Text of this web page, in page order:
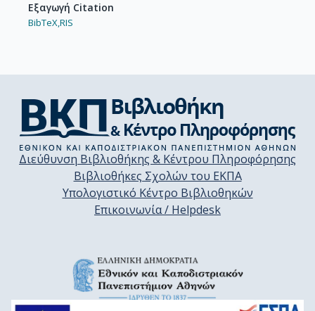
Εξαγωγή Citation
BibTeX,RIS
Διεύθυνση Βιβλιοθήκης & Κέντρου Πληροφόρησης
Βιβλιοθήκες Σχολών του ΕΚΠΑ
Υπολογιστικό Κέντρο Βιβλιοθηκών
Επικοινωνία / Helpdesk